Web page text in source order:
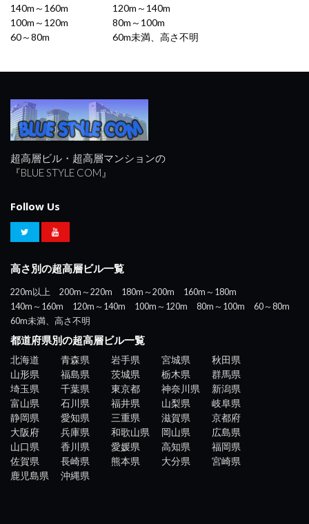
140m～160m
120m～140m
100m～120m
80m～100m
60～80m
60m未満、高さ不明
超高層ビル・超高層マンションの
『BLUE STYLE COM』
Follow Us
高さ別の超高層ビル一覧
220m以上 200m～220m 180m～200m
160m～180m
140m～160m
120m～140m 100m～120m 80m～100m
60～80m
60m未満、高さ不明
都道府県別の超高層ビル一覧
北海道 青森県 岩手県 宮城県
秋田県
山形県
福島県 茨城県 栃木県
群馬県
埼玉県
千葉県 東京都 神奈川県
新潟県
富山県
石川県 福井県 山梨県
岐阜県
静岡県
愛知県 三重県 滋賀県
京都府
大阪府
兵庫県 和歌山県 岡山県
広島県
山口県
香川県 愛媛県 高知県
福岡県
佐賀県
長崎県 熊本県 大分県
宮崎県
鹿児島県
沖縄県